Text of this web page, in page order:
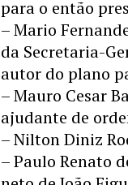
para o então
– Mario
da Secretaria-
autor do plano
– Mauro Cesar
ajudante de
– Nilton Diniz
– Paulo Renato